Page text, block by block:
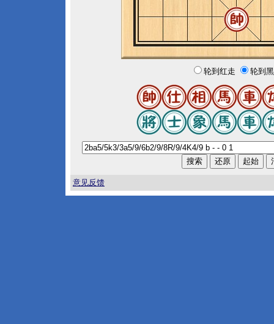
轮到红走 轮到
意见反馈